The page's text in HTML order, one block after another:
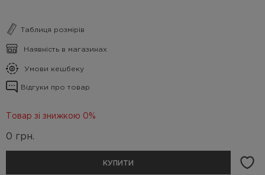
Таблиця розмірів
Наявність в магазинах
Умови кешбеку
Відгуки про товар
Товар зі знижкою 0%
0 грн.
КУПИТИ